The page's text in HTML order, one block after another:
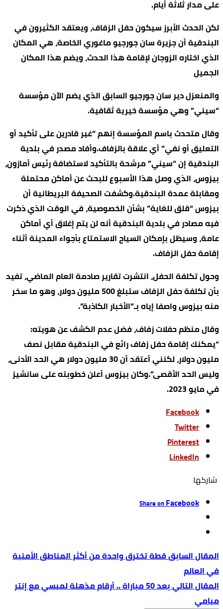
على مدار ثلاثة أيام.
لكن الحدث الأبرز سيكون حفل الزفاف، ويعتقد الكثيرون في
البندقية أن جزيرة سان جورجيو ماغوري الخاصة، هي المكان
الذي اختاره الزوجان لإقامة هذا الحدث، ويضم هذا المكان
الجميل
والمنعزل دير سان جورجيو السابق الذي يضم الآن مؤسسة
“سيني” وهي مؤسسة خيرية ثقافية.
وقال متحدث باسم المؤسسة إنهم “غير قادرين على تأكيد أو
التعليق أو نفي” أي علاقة بالزفاف.وأفاد مصدر في بلدية
البندقية إن “سيني” مرشحة بالتأكيد لاستضافة رئيس أمازون،
بيزوس، الذي وصل هذا الأسبوع للبحث عن أماكن محتملة
ومقابلة عمدة البندقية.وكشفت الصحيفة البريطانية أن
بيزوس “قلق للغاية” بشأن الخصوصية، في الوقت الذي ذكرت
فيه مصادر في بلدية البندقية أنه لن يتم إغلاق أي أماكن
عامة، وسيظل بإمكان السياح الاستمتاع بأجواء المدينة أثناء
إقامة حفل الزفاف.
وحول تكلفة الحفل، انتشرت تقارير صادمة العام الماضي، تفيد
بأن تكلفة حفل الزفاف ستبلغ 500 مليون دولار، وهو ما سخر
منه بيزوس واصفا إياه بـ”الأخبار الكاذبة”.
وقال منظم حفلات زفاف، فضل عدم الكشف عن هويته:
“يمكنك إقامة حفل زفاف رائع في البندقية مقابل نصف
مليون دولار، لكنني أعتقد أن 30 مليون دولار هي الحد الأدنى،
وليس الحد الأقصى”.وكان بيزوس أعلن خطوبته على سانشيز
في مايو 2023.
Facebook
Twitter
Pinterest
LinkedIn
‫‫ شاركها‬
Share onFacebook
قطة تخترق واحدة من أكثر المناطق الأمنية
في العالم
بعد 50 مباراة .. أرقام مذهلة لميسي مع إنتر
ميامي